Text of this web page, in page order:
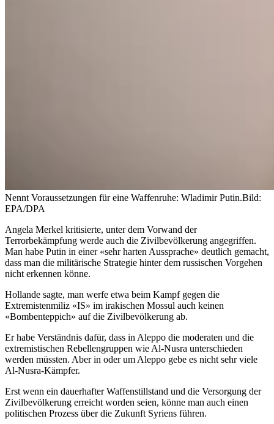
Nennt Voraussetzungen für eine Waffenruhe: Wladimir Putin.Bild:
EPA/DPA
Angela Merkel kritisierte, unter dem Vorwand der
Terrorbekämpfung werde auch die Zivilbevölkerung angegriffen.
Man habe Putin in einer «sehr harten Aussprache» deutlich gemacht,
dass man die militärische Strategie hinter dem russischen Vorgehen
nicht erkennen könne.
Hollande sagte, man werfe etwa beim Kampf gegen die
Extremistenmiliz «IS» im irakischen Mossul auch keinen
«Bombenteppich» auf die Zivilbevölkerung ab.
Er habe Verständnis dafür, dass in Aleppo die moderaten und die
extremistischen Rebellengruppen wie Al-Nusra unterschieden
werden müssten. Aber in oder um Aleppo gebe es nicht sehr viele
Al-Nusra-Kämpfer.
Erst wenn ein dauerhafter Waffenstillstand und die Versorgung der
Zivilbevölkerung erreicht worden seien, könne man auch einen
politischen Prozess über die Zukunft Syriens führen.